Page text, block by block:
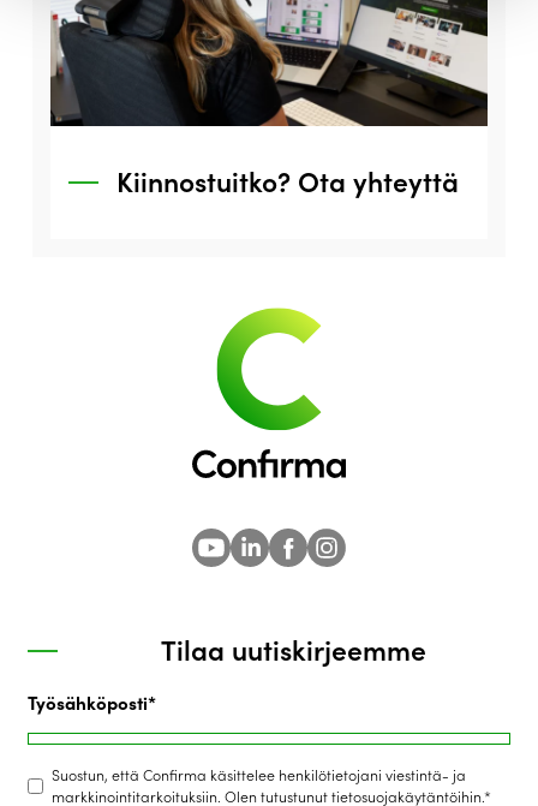
Kiinnostuitko? Ota yhteyttä
Tilaa uutiskirjeemme
Työsähköposti*
Suostun, että Confirma käsittelee henkilötietojani viestintä- ja
markkinointitarkoituksiin. Olen tutustunut tietosuojakäytäntöihin.*